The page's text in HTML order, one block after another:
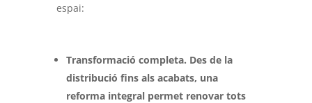
espai:
Transformació completa. Des de la
distribució fins als acabats, una
reforma integral permet renovar tots